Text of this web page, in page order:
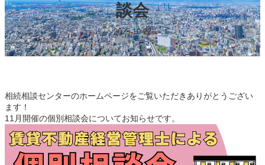
談会
2025-10-22
相続相談センターのホームページをご覧いただきありがとうござい
ます！
11月開催の個別相談会についてお知らせです。